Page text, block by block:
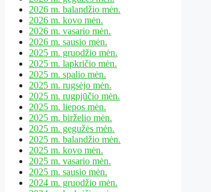
2026 m. balandžio mėn.
2026 m. kovo mėn.
2026 m. vasario mėn.
2026 m. sausio mėn.
2025 m. gruodžio mėn.
2025 m. lapkričio mėn.
2025 m. spalio mėn.
2025 m. rugsėjo mėn.
2025 m. rugpjūčio mėn.
2025 m. liepos mėn.
2025 m. birželio mėn.
2025 m. gegužės mėn.
2025 m. balandžio mėn.
2025 m. kovo mėn.
2025 m. vasario mėn.
2025 m. sausio mėn.
2024 m. gruodžio mėn.